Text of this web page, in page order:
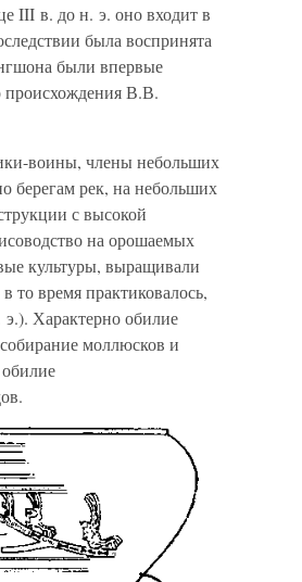
III в. до н. э. оно входит в
была воспринята
были впервые
происхождения В.В.
воины, члены небольших
берегам рек, на небольших
с высокой
на орошаемых
культуры, выращивали
то время практиковалось,
Характерно обилие
моллюсков и